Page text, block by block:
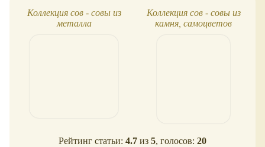
Коллекция сов - совы из
металла
Коллекция сов - совы из
камня, самоцветов
Рейтинг статьи: 4.7 из 5, голосов: 20